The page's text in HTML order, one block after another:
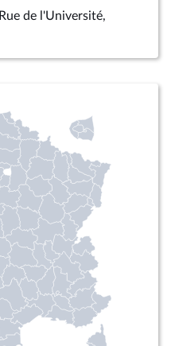
de l'Université,